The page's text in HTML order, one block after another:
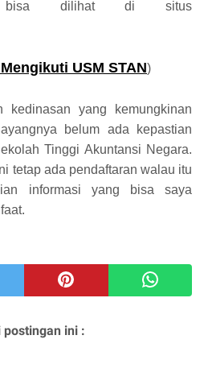
bisa dilihat di situs
USM STAN)
kedinasan yang kemungkinan
belum ada kepastian
Tinggi Akuntansi Negara.
tetap ada pendaftaran walau itu
informasi yang bisa saya
ini :